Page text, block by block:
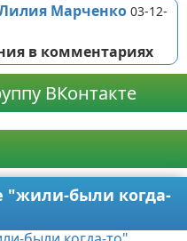
Марченко 03-12-
в комментариях
ВКонтакте
"жили-были когда-